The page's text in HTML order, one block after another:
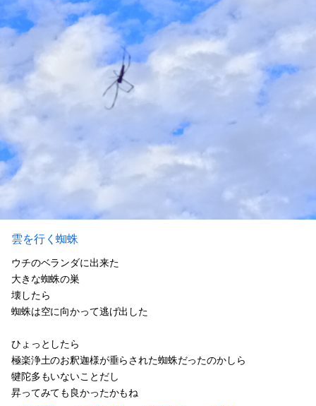
雲を行く蜘蛛
ウチのベランダに出来た
大きな蜘蛛の巣
壊したら
蜘蛛は空に向かって逃げ出した
ひょっとしたら
極楽浄土のお釈迦様が垂らされた蜘蛛だったのかしら
犍陀多もいないことだし
昇ってみても良かったかもね